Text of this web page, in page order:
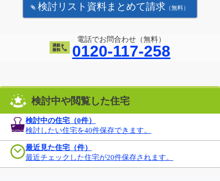
検討リスト資料まとめて請求 （無料）
電話でお問合わせ（無料）
0120-117-258
検討中や閲覧した住宅
検討中の住宅（0件）
検討したい住宅を40件保存できます。
最近見た住宅（件）
最近チェックした住宅が20件保存されます。